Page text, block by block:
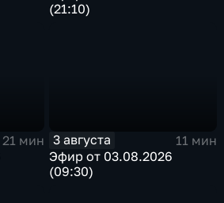
(21:10)
21 мин
3 августа
11 мин
Эфир от 03.08.2026
(09:30)